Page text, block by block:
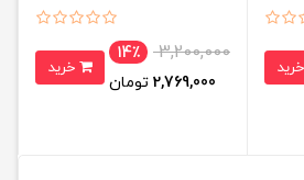
3,200,000
14٪
2,769,000 تومان